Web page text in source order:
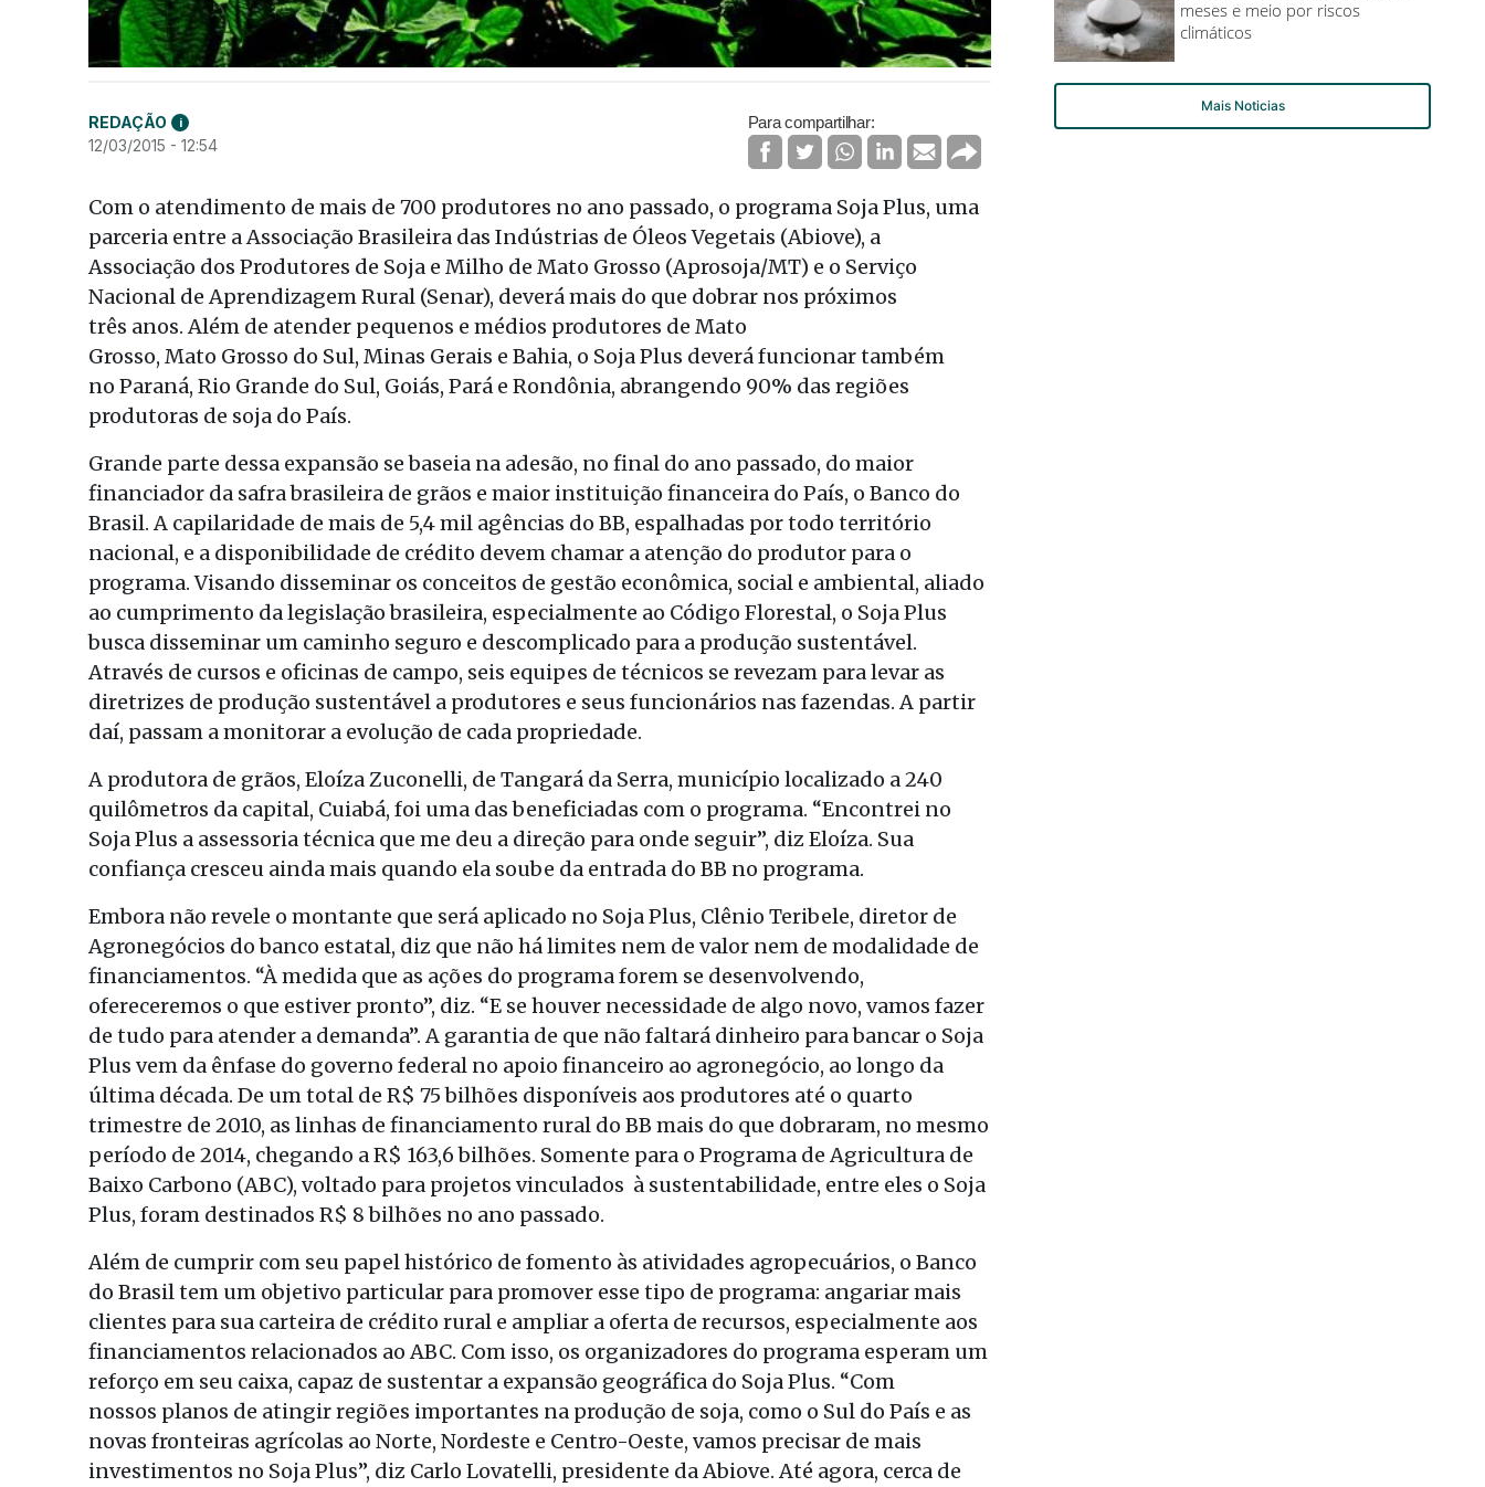
REDAÇÃO i
12/03/2015 - 12:54
Para compartilhar:
Com o atendimento de mais de 700 produtores no ano passado, o programa Soja Plus, uma
parceria entre a Associação Brasileira das Indústrias de Óleos Vegetais (Abiove), a
Associação dos Produtores de Soja e Milho de Mato Grosso (Aprosoja/MT) e o Serviço
Nacional de Aprendizagem Rural (Senar), deverá mais do que dobrar nos próximos
três anos. Além de atender pequenos e médios produtores de Mato
Grosso, Mato Grosso do Sul, Minas Gerais e Bahia, o Soja Plus deverá funcionar também
no Paraná, Rio Grande do Sul, Goiás, Pará e Rondônia, abrangendo 90% das regiões
produtoras de soja do País.
Grande parte dessa expansão se baseia na adesão, no final do ano passado, do maior
financiador da safra brasileira de grãos e maior instituição financeira do País, o Banco do
Brasil. A capilaridade de mais de 5,4 mil agências do BB, espalhadas por todo território
nacional, e a disponibilidade de crédito devem chamar a atenção do produtor para o
programa. Visando disseminar os conceitos de gestão econômica, social e ambiental, aliado
ao cumprimento da legislação brasileira, especialmente ao Código Florestal, o Soja Plus
busca disseminar um caminho seguro e descomplicado para a produção sustentável.
Através de cursos e oficinas de campo, seis equipes de técnicos se revezam para levar as
diretrizes de produção sustentável a produtores e seus funcionários nas fazendas. A partir
daí, passam a monitorar a evolução de cada propriedade.
A produtora de grãos, Eloíza Zuconelli, de Tangará da Serra, município localizado a 240
quilômetros da capital, Cuiabá, foi uma das beneficiadas com o programa. “Encontrei no
Soja Plus a assessoria técnica que me deu a direção para onde seguir”, diz Eloíza. Sua
confiança cresceu ainda mais quando ela soube da entrada do BB no programa.
Embora não revele o montante que será aplicado no Soja Plus, Clênio Teribele, diretor de
Agronegócios do banco estatal, diz que não há limites nem de valor nem de modalidade de
financiamentos. “À medida que as ações do programa forem se desenvolvendo,
ofereceremos o que estiver pronto”, diz. “E se houver necessidade de algo novo, vamos fazer
de tudo para atender a demanda”. A garantia de que não faltará dinheiro para bancar o Soja
Plus vem da ênfase do governo federal no apoio financeiro ao agronegócio, ao longo da
última década. De um total de R$ 75 bilhões disponíveis aos produtores até o quarto
trimestre de 2010, as linhas de financiamento rural do BB mais do que dobraram, no mesmo
período de 2014, chegando a R$ 163,6 bilhões. Somente para o Programa de Agricultura de
Baixo Carbono (ABC), voltado para projetos vinculados à sustentabilidade, entre eles o Soja
Plus, foram destinados R$ 8 bilhões no ano passado.
Além de cumprir com seu papel histórico de fomento às atividades agropecuários, o Banco
do Brasil tem um objetivo particular para promover esse tipo de programa: angariar mais
clientes para sua carteira de crédito rural e ampliar a oferta de recursos, especialmente aos
financiamentos relacionados ao ABC. Com isso, os organizadores do programa esperam um
reforço em seu caixa, capaz de sustentar a expansão geográfica do Soja Plus. “Com
nossos planos de atingir regiões importantes na produção de soja, como o Sul do País e as
novas fronteiras agrícolas ao Norte, Nordeste e Centro-Oeste, vamos precisar de mais
investimentos no Soja Plus”, diz Carlo Lovatelli, presidente da Abiove. Até agora, cerca de